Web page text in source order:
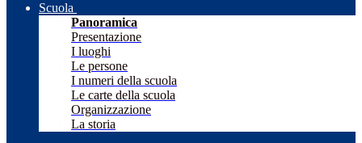
Scuola
Panoramica
Presentazione
I luoghi
Le persone
I numeri della scuola
Le carte della scuola
Organizzazione
La storia